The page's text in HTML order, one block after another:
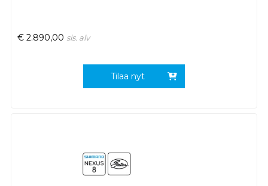
€ 2.890,00 sis. alv
Tilaa nyt